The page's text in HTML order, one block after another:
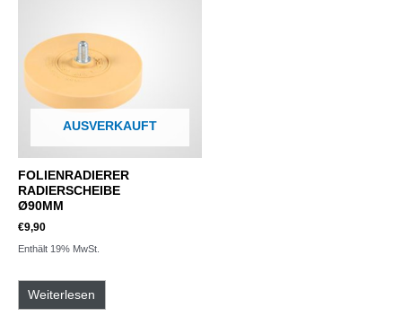
AUSVERKAUFT
FOLIENRADIERER
RADIERSCHEIBE
Ø90MM
€9,90
Enthält 19% MwSt.
Weiterlesen